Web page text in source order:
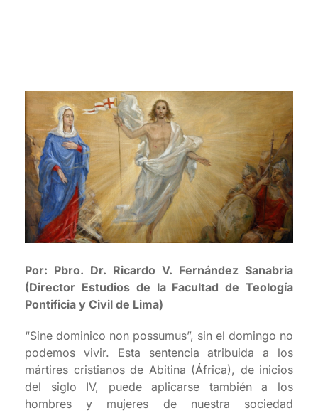
Por: Pbro. Dr. Ricardo V. Fernández Sanabria
(Director Estudios de la Facultad de Teología
Pontificia y Civil de Lima)
“Sine dominico non possumus”, sin el domingo no
podemos vivir. Esta sentencia atribuida a los
mártires cristianos de Abitina (África), de inicios
del siglo IV, puede aplicarse también a los
hombres y mujeres de nuestra sociedad